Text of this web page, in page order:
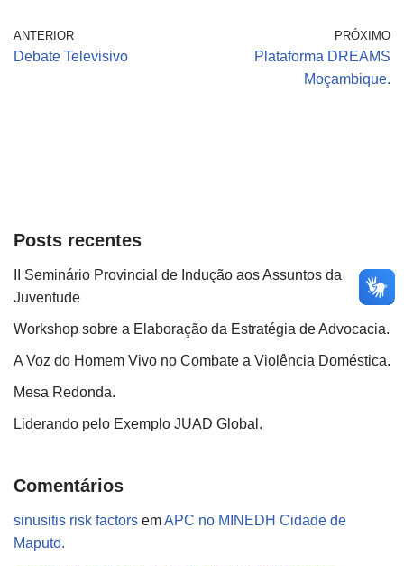
ANTERIOR
Debate Televisivo
PRÓXIMO
Plataforma DREAMS
Moçambique.
Posts recentes
II Seminário Provincial de Indução aos Assuntos da
Juventude
Workshop sobre a Elaboração da Estratégia de Advocacia.
A Voz do Homem Vivo no Combate a Violência Doméstica.
Mesa Redonda.
Liderando pelo Exemplo JUAD Global.
Comentários
sinusitis risk factors emAPC no MINEDH Cidade de
Maputo.